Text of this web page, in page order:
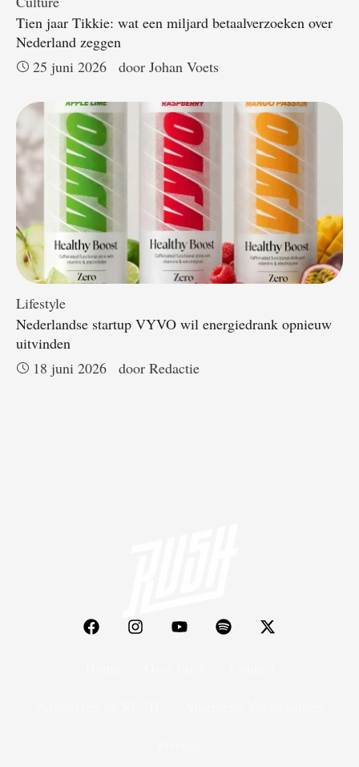
Tien jaar Tikkie: wat een miljard betaalverzoeken over
Nederland zeggen
25 juni 2026
door Johan Voets
Lifestyle
Nederlandse startup VYVO wil energiedrank opnieuw
uitvinden
18 juni 2026
door Redactie